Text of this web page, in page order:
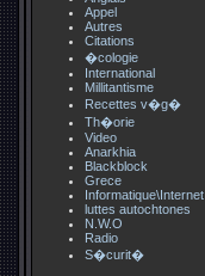
Appel
Autres
Citations
�cologie
International
Millitantisme
Recettes v�g�
Th�orie
Video
Anarkhia
Blackblock
Grece
Informatique\Internet
luttes autochtones
N.W.O
Radio
S�curit�